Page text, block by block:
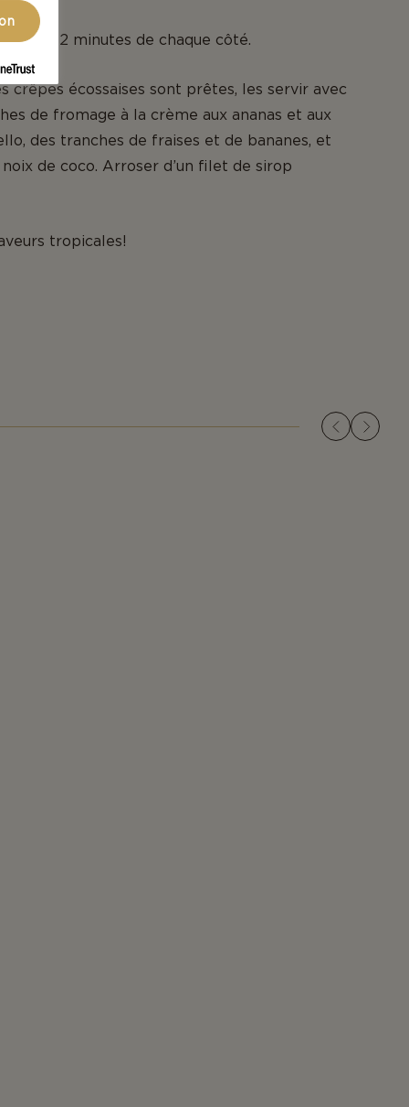
1 à 2 minutes de chaque côté.
crêpes écossaises sont prêtes, les servir avec
de fromage à la crème aux ananas et aux
des tranches de fraises et de bananes, et
de coco. Arroser d’un filet de sirop
tropicales!